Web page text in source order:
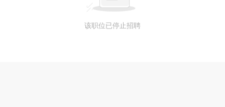
该职位已停止招聘